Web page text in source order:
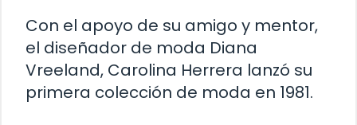
Con el apoyo de su amigo y mentor,
el diseñador de moda Diana
Vreeland, Carolina Herrera lanzó su
primera colección de moda en 1981.